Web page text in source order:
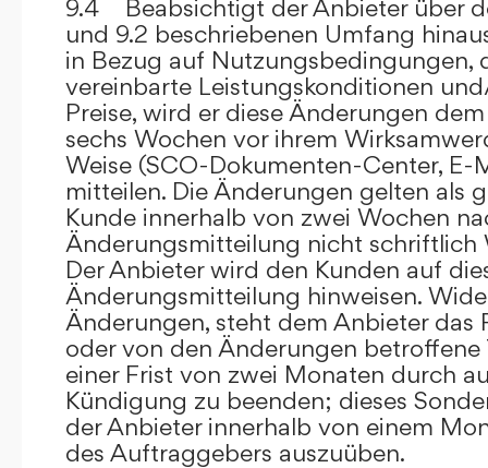
9.4 Beabsichtigt der Anbieter über
und 9.2 beschriebenen Umfang
in Bezug auf Nutzungsbedingungen,
vereinbarte Leistungskonditionen
Preise, wird er diese Änderungen
sechs Wochen vor ihrem
Weise (SCO-Dokumenten-Center, E-
mitteilen. Die Änderungen gelten als
Kunde innerhalb von zwei Wochen
Änderungsmitteilung nicht schriftlich
Der Anbieter wird den Kunden auf
Änderungsmitteilung hinweisen.
Änderungen, steht dem Anbieter das
oder von den Änderungen betroffene
einer Frist von zwei Monaten durch
Kündigung zu beenden; dieses
der Anbieter innerhalb von einem
des Auftraggebers auszuüben.